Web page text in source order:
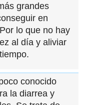
grandes
en
lo que no hay
al día y aliviar
conocido
la diarrea y